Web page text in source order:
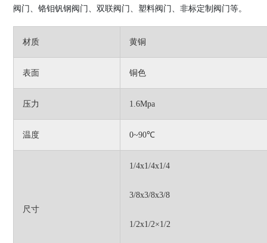
阀门、铬钼钒钢阀门、双联阀门、塑料阀门、非标定制阀门等。
材质 黄铜
表面 铜色
压力 1.6Mpa
温度 0~90℃
尺寸
1/4x1/4x1/4
3/8x3/8x3/8
1/2x1/2×1/2